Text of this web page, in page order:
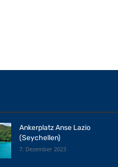
Ankerplatz Anse Lazio
(Seychellen)
7. Dezember 2023